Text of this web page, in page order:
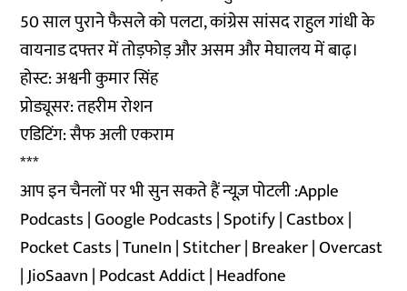
50 साल पुराने फैसले को पलटा, कांग्रेस सांसद राहुल गांधी के
वायनाड दफ्तर में तोड़फोड़ और असम और मेघालय में बाढ़।
होस्ट: अश्वनी कुमार सिंह
प्रोड्यूसर: तहरीम रोशन
एडिटिंग: सैफ अली एकराम
***
आप इन चैनलों पर भी सुन सकते हैं न्यूज़ पोटली :Apple
Podcasts|Google Podcasts|Spotify|Castbox|
Pocket Casts|TuneIn|Stitcher|Breaker|Overcast
|JioSaavn|Podcast Addict|Headfone